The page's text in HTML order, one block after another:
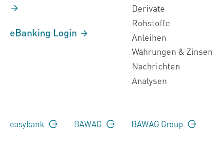
eBanking Login
Derivate
Rohstoffe
Anleihen
Währungen & Zinsen
Nachrichten
Analysen
easybank BAWAG BAWAG Group